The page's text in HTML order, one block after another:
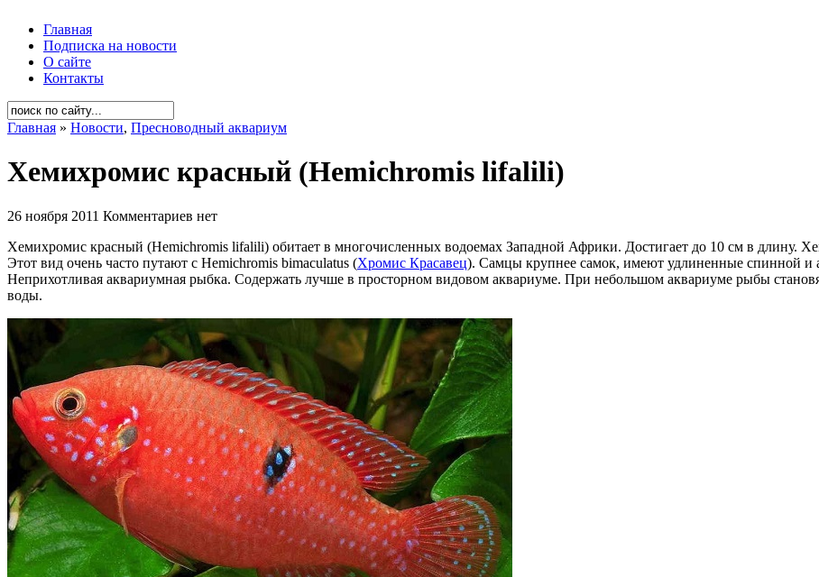
Главная
Подписка на новости
О сайте
Контакты
Главная » Новости, Пресноводный аквариум
Хемихромис красный (Hemichromis lifalili)
26 ноября 2011 Комментариев нет
Хемихромис красный (Hemichromis lifalili) обитает в многочисленных водоемах Западной Африки. Достигает до 10 см в длину.
Этот вид очень часто путают с Hemichromis bimaculatus (Хромис Красавец). Самцы крупнее самок, имеют удлиненные спинной и
Неприхотливая аквариумная рыбка. Содержать лучше в просторном видовом аквариуме. При небольшом аквариуме рыбы
воды.